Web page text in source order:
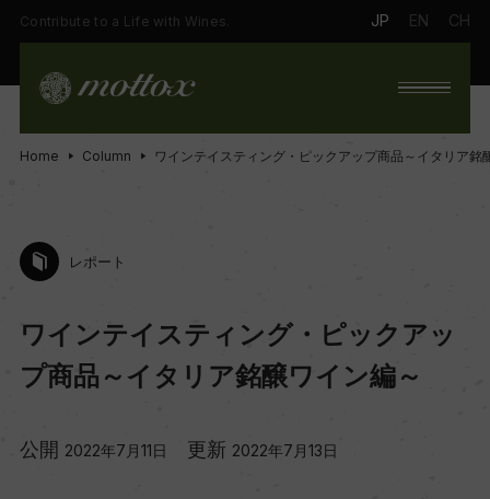
Contribute to a Life with Wines. JP EN CH
Home Column ワインテイスティング・ピックアップ商品～イタリア銘
レポート
ワインテイスティング・ピックアッ
プ商品～イタリア銘醸ワイン編～
公開 2022年7月11日 更新 2022年7月13日